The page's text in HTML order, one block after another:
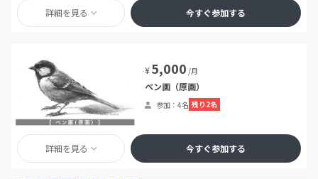
詳細を見る 今すぐ参加する
¥5,000 /月
ペン画（原画）
参加：4名 残り2名
詳細を見る 今すぐ参加する